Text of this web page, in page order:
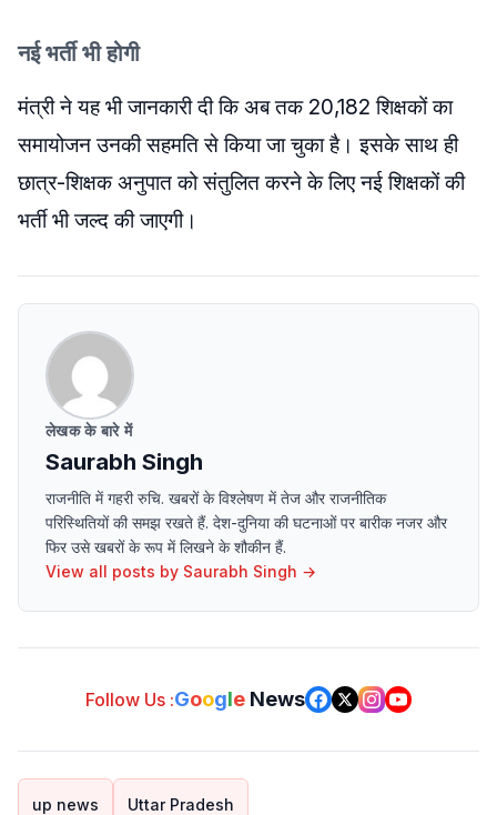
नई भर्ती भी होगी
मंत्री ने यह भी जानकारी दी कि अब तक 20,182 शिक्षकों का
समायोजन उनकी सहमति से किया जा चुका है। इसके साथ ही
छात्र-शिक्षक अनुपात को संतुलित करने के लिए नई शिक्षकों की
भर्ती भी जल्द की जाएगी।
लेखक के बारे में
Saurabh Singh
राजनीति में गहरी रुचि. खबरों के विश्लेषण में तेज और राजनीतिक
परिस्थितियों की समझ रखते हैं. देश-दुनिया की घटनाओं पर बारीक नजर और
फिर उसे खबरों के रूप में लिखने के शौकीन हैं.
View all posts by Saurabh Singh →
Follow Us :Google News
up news Uttar Pradesh